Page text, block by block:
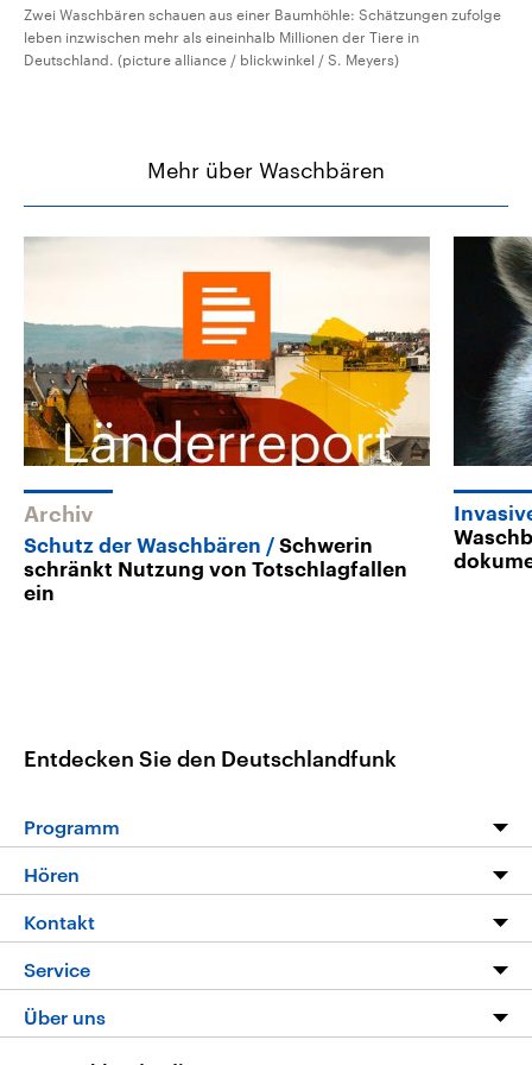
Zwei Waschbären schauen aus einer Baumhöhle: Schätzungen zufolge
leben inzwischen mehr als eineinhalb Millionen der Tiere in
Deutschland. (picture alliance / blickwinkel / S. Meyers)
Mehr über Waschbären
Archiv
Schutz der Waschbären
Schwerin
schränkt Nutzung von Totschlagfallen
ein
Entdecken Sie den Deutschlandfunk
Programm
Programm
Die Nachrichten
Nachrichtenleicht
Neue Beiträge auf dlf.de
Hören
Livestream
Podcasts
Deutschlandfunk App
Kontakt
Hörerservice
Service
FAQ
Über uns